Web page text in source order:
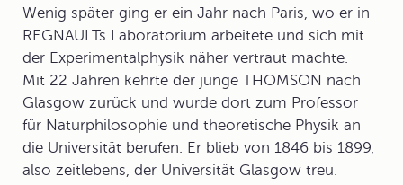
Wenig später ging er ein Jahr nach Paris, wo er in
REGNAULTs Laboratorium arbeitete und sich mit
der Experimentalphysik näher vertraut machte.
Mit 22 Jahren kehrte der junge THOMSON nach
Glasgow zurück und wurde dort zum Professor
für Naturphilosophie und theoretische Physik an
die Universität berufen. Er blieb von 1846 bis 1899,
also zeitlebens, der Universität Glasgow treu.